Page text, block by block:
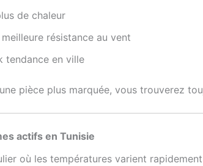
de chaleur
résistance au vent
tendance en ville
pièce plus marquée, vous trouverez
actifs en Tunisie
où les températures varient